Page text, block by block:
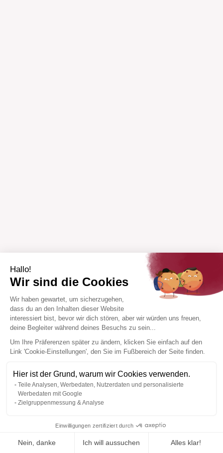
Hallo!
Wir sind die Cookies
Wir haben gewartet, um sicherzugehen,
dass du an den Inhalten dieser Website
interessiert bist, bevor wir dich stören, aber wir würden uns freuen,
deine Begleiter während deines Besuchs zu sein...
Um Ihre Präferenzen später zu ändern, klicken Sie einfach auf den
Link 'Cookie-Einstellungen', den Sie im Fußbereich der Seite finden.
Hier ist der Grund, warum wir Cookies verwenden.
Teile Analysen, Werbedaten, Nutzerdaten und personalisierte
Werbedaten mit Google
Zielgruppenmessung & Analyse
Einwilligungen zertifiziert durch
Nein, danke Ich will aussuchen Alles klar!
Zur Wishlist